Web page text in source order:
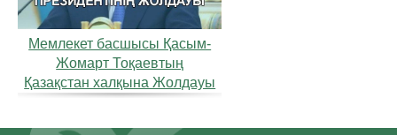
Мемлекет басшысы Қасым-
Жомарт Тоқаевтың
Қазақстан халқына Жолдауы